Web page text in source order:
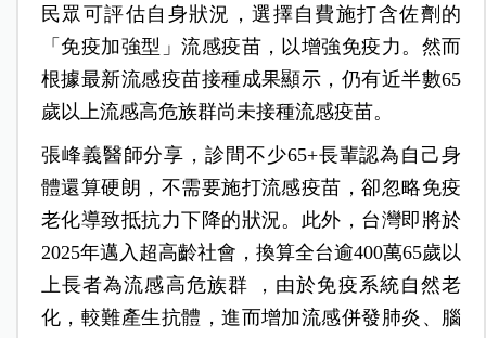
民眾可評估自身狀況，選擇自費施打含佐劑的
「免疫加強型」流感疫苗，以增強免疫力。然而
根據最新流感疫苗接種成果顯示，仍有近半數65
歲以上流感高危族群尚未接種流感疫苗。
張峰義醫師分享，診間不少65+長輩認為自己身
體還算硬朗，不需要施打流感疫苗，卻忽略免疫
老化導致抵抗力下降的狀況。此外，台灣即將於
2025年邁入超高齡社會，換算全台逾400萬65歲以
上長者為流感高危族群 ，由於免疫系統自然老
化，較難產生抗體，進而增加流感併發肺炎、腦